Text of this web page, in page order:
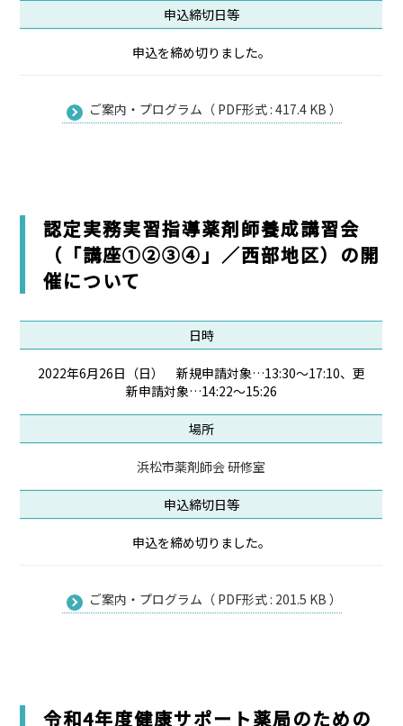
申込締切日等
申込を締め切りました。
ご案内・プログラム（ PDF形式 : 417.4 KB ）
認定実務実習指導薬剤師養成講習会
（「講座①②③④」／西部地区）の開
催について
日時
2022年6月26日（日） 新規申請対象…13:30～17:10、更
新申請対象…14:22～15:26
場所
浜松市薬剤師会 研修室
申込締切日等
申込を締め切りました。
ご案内・プログラム（ PDF形式 : 201.5 KB ）
令和4年度健康サポート薬局のための